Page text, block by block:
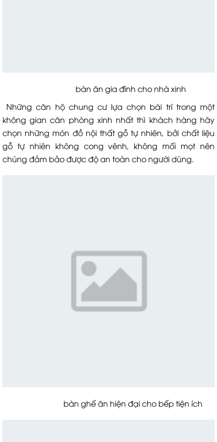
bàn ăn gia đình cho nhà xinh
Những căn hộ chung cư lựa chọn bài trí trong một
không gian căn phòng xinh nhất thì khách hàng hãy
chọn những món đồ nội thất gỗ tự nhiên, bởi chất liệu
gỗ tự nhiên không cong vênh, không mối mọt nên
chúng đảm bảo được độ an toàn cho người dùng.
bàn ghế ăn hiện đại cho bếp tiện ích